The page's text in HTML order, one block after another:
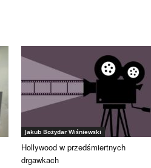
Jakub Bożydar Wiśniewski
Hollywood w przedśmiertnych
drgawkach